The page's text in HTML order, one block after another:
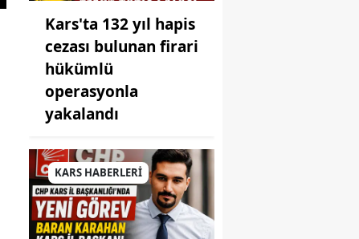
Kars'ta 132 yıl hapis
cezası bulunan firari
hükümlü
operasyonla
yakalandı
KARS HABERLERİ